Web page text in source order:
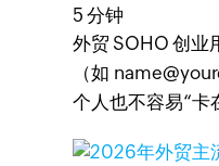
5 分钟
外贸 SOHO 创业
（如
个人也不容易“卡